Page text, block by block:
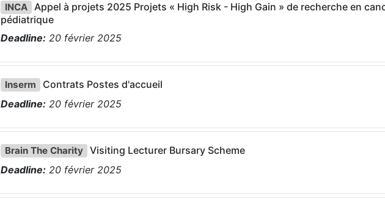
INCA Appel à projets 2025 Projets « High Risk - High Gain » de recherche en
pédiatrique
Deadline: 20 février 2025
Inserm
Contrats Postes d'accueil
Deadline: 20 février 2025
Brain The Charity Visiting Lecturer Bursary Scheme
Deadline: 20 février 2025